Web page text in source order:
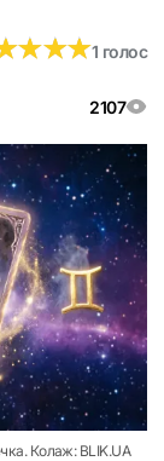
2107
★★★
★★★1 голос
Колаж: BLIK.UA